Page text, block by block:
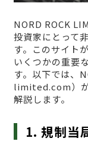
NORD ROCK
投資家にとって
す。このサイト
いくつかの重要
す。以下では、
limited.com）が
解説します。
1. 規制当